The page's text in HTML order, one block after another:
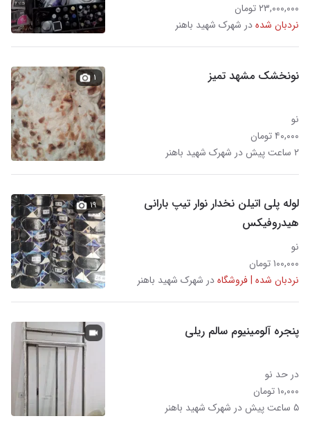
۲۳,۰۰۰,۰۰۰ تومان
نردبان شدهدر شهرک شهید باهنر
نونخشک مشهد تمیز
نو
۴۰,۰۰۰ تومان
۲ ساعت پیش در شهرک شهید باهنر
۱
لوله پلی اتیلن نخدار نوار تیپ بارانی
هیدروفیکس
نو
۱۰۰,۰۰۰ تومان
نردبان شده | فروشگاهدر شهرک شهید باهنر
۱۹
پنجره آلومینیوم سالم ریلی
در حد نو
۱۰,۰۰۰ تومان
۵ ساعت پیش در شهرک شهید باهنر